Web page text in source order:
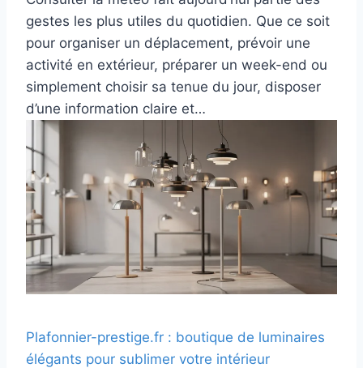
gestes les plus utiles du quotidien. Que ce soit
pour organiser un déplacement, prévoir une
activité en extérieur, préparer un week-end ou
simplement choisir sa tenue du jour, disposer
d’une information claire et…
Plafonnier-prestige.fr : boutique de luminaires
élégants pour sublimer votre intérieur